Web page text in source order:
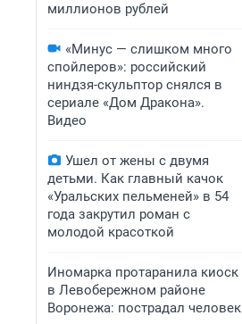
миллионов рублей
«Минус — слишком много
спойлеров»: российский
ниндзя-скульптор снялся в
сериале «Дом Дракона».
Видео
Ушел от жены с двумя
детьми. Как главный качок
«Уральских пельменей» в 54
года закрутил роман с
молодой красоткой
Иномарка протаранила киоск
в Левобережном районе
Воронежа: пострадал человек